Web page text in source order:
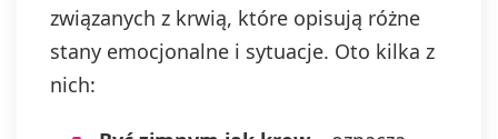
związanych z krwią, które opisują różne
stany emocjonalne i sytuacje. Oto kilka z
nich: